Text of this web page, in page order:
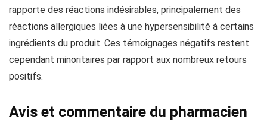
rapporte des réactions indésirables, principalement des
réactions allergiques liées à une hypersensibilité à certains
ingrédients du produit. Ces témoignages négatifs restent
cependant minoritaires par rapport aux nombreux retours
positifs.
Avis et commentaire du pharmacien